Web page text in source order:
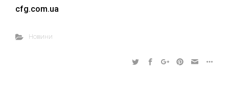
cfg.com.ua
Новини